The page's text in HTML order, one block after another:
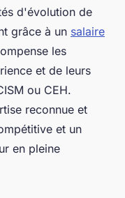
d'évolution de
grâce à un salaire
les
et de leurs
ou CEH.
reconnue et
et un
en pleine